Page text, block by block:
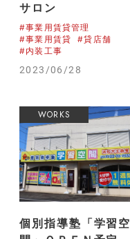
サロン
#事業用賃貸管理
#事業用賃貸
#貸店舗
#内装工事
2023/06/28
WORKS
個別指導塾「学習空